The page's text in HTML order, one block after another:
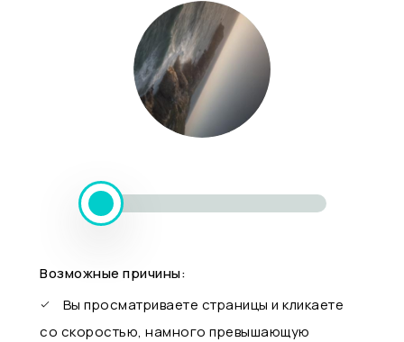
Возможные причины:
Вы просматриваете страницы и кликаете
со скоростью, намного превышающую